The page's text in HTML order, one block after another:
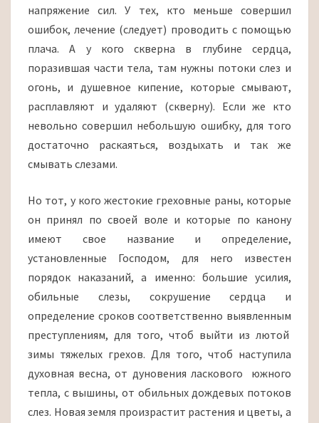
напряжение сил. У тех, кто меньше совершил
ошибок, лечение (следует) проводить с помощью
плача. А у кого скверна в глубине сердца,
поразившая части тела, там нужны потоки слез и
огонь, и душевное кипение, которые смывают,
расплавляют и удаляют (скверну). Если же кто
невольно совершил небольшую ошибку, для того
достаточно раскаяться, воздыхать и так же
смывать слезами.
Но тот, у кого жестокие греховные раны, которые
он принял по своей воле и которые по канону
имеют свое название и определение,
установленные Господом, для него известен
порядок наказаний, а именно: большие усилия,
обильные слезы, сокрушение сердца и
определение сроков соответственно выявленным
преступлениям, для того, чтоб выйти из лютой
зимы тяжелых грехов. Для того, чтоб наступила
духовная весна, от дуновения ласкового южного
тепла, с вышины, от обильных дождевых потоков
слез. Новая земля произрастит растения и цветы, а